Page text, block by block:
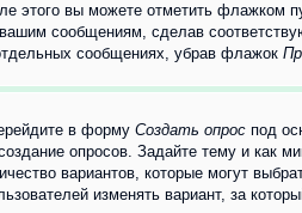
этого вы можете отметить флажком
сообщениям, сделав
сообщениях, убрав флажок
в форму Создать опрос под
опросов. Задайте тему и как
вариантов, которые могут
изменять вариант, за